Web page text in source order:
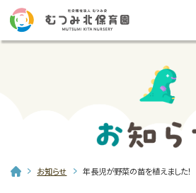
お知らせ 年長児が野菜の苗を植えました！